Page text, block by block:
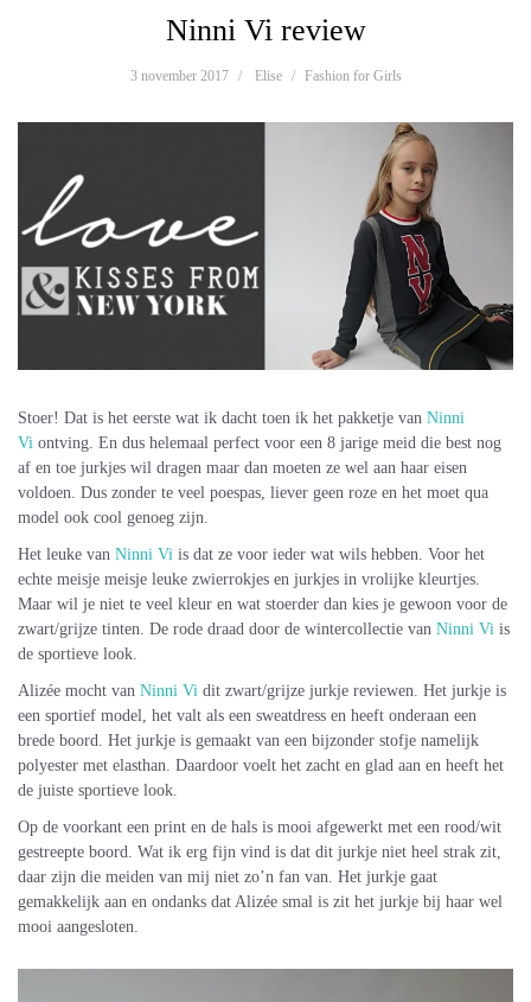
Ninni Vi review
3 november 2017 Elise Fashion for Girls
Stoer! Dat is het eerste wat ik dacht toen ik het pakketje van Ninni
Vi ontving. En dus helemaal perfect voor een 8 jarige meid die best nog
af en toe jurkjes wil dragen maar dan moeten ze wel aan haar eisen
voldoen. Dus zonder te veel poespas, liever geen roze en het moet qua
model ook cool genoeg zijn.
Het leuke van Ninni Vi is dat ze voor ieder wat wils hebben. Voor het
echte meisje meisje leuke zwierrokjes en jurkjes in vrolijke kleurtjes.
Maar wil je niet te veel kleur en wat stoerder dan kies je gewoon voor de
zwart/grijze tinten. De rode draad door de wintercollectie van Ninni Vi is
de sportieve look.
Alizée mocht van Ninni Vi dit zwart/grijze jurkje reviewen. Het jurkje is
een sportief model, het valt als een sweatdress en heeft onderaan een
brede boord. Het jurkje is gemaakt van een bijzonder stofje namelijk
polyester met elasthan. Daardoor voelt het zacht en glad aan en heeft het
de juiste sportieve look.
Op de voorkant een print en de hals is mooi afgewerkt met een rood/wit
gestreepte boord. Wat ik erg fijn vind is dat dit jurkje niet heel strak zit,
daar zijn die meiden van mij niet zo’n fan van. Het jurkje gaat
gemakkelijk aan en ondanks dat Alizée smal is zit het jurkje bij haar wel
mooi aangesloten.